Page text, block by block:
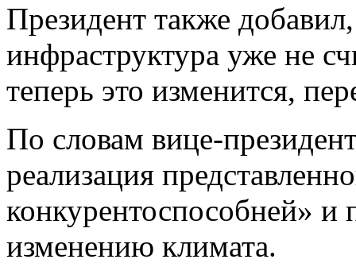
Президент также
инфраструктура уже не
теперь это изменится,
По словам вице-
реализация
конкурентоспособней» и
изменению климата.